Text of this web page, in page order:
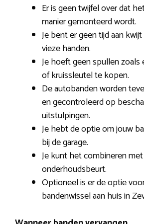
Er is geen twijfel over dat
manier gemonteerd wordt.
Je bent er geen tijd aan
vieze handen.
Je hoeft geen spullen
of kruissleutel te kopen.
De autobanden worden
en gecontroleerd op
uitstulpingen.
Je hebt de optie om jouw
bij de garage.
Je kunt het combineren
onderhoudsbeurt.
Optioneel is er de optie
bandenwissel aan huis in